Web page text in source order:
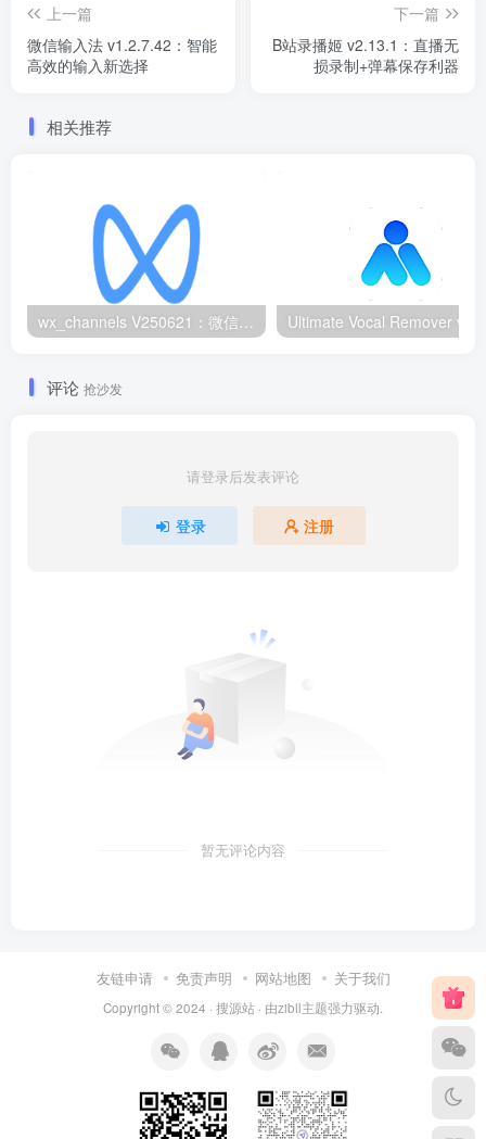
上一篇
微信输入法 v1.2.7.42：智能
高效的输入新选择
下一篇
B站录播姬 v2.13.1：直播无
损录制+弹幕保存利器
相关推荐
评论 抢沙发
请登录后发表评论
登录 注册
暂无评论内容
友链申请 免责声明 网站地图 关于我们
Copyright © 2024 · 搜源站 · 由zibll主题强力驱动.